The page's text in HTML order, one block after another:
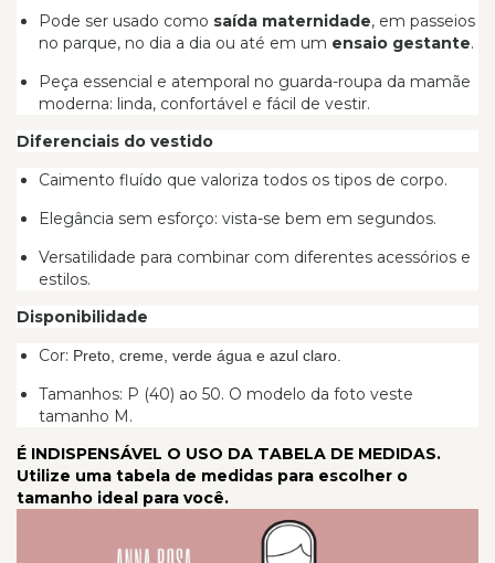
Pode ser usado como saída maternidade, em passeios
no parque, no dia a dia ou até em um ensaio gestante.
Peça essencial e atemporal no guarda-roupa da mamãe
moderna: linda, confortável e fácil de vestir.
Diferenciais do vestido
Caimento fluído que valoriza todos os tipos de corpo.
Elegância sem esforço: vista-se bem em segundos.
Versatilidade para combinar com diferentes acessórios e
estilos.
Disponibilidade
Cor: Preto, creme, verde água e azul claro.
Tamanhos: P (40) ao 50. O modelo da foto veste
tamanho M.
É INDISPENSÁVEL O USO DA TABELA DE MEDIDAS.
Utilize uma tabela de medidas para escolher o
tamanho ideal para você.